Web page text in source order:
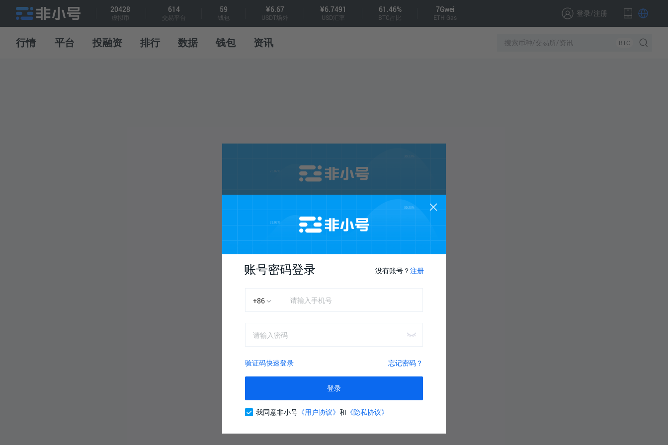
APP下载
指标说明
问题反馈
20428
虚拟币
614
交易平台
59
钱包
¥6.67
USDT场外
¥6.7491
USD汇率
61.46%
BTC占比
7Gwei
ETH Gas 登录/注册
行情 平台 投融资 排行 数据 钱包 资讯 BTC
账号密码登录 没有账号？注册
+86
验证码快速登录 忘记密码？
登录
我同意非小号 《用户协议》 和 《隐私协议》
手机登录